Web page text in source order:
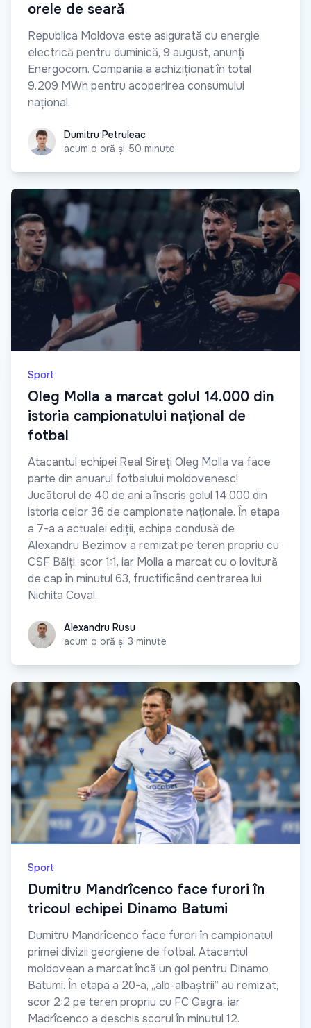
orele de seară
Republica Moldova este asigurată cu energie
electrică pentru duminică, 9 august, anunță
Energocom. Compania a achiziționat în total
9.209 MWh pentru acoperirea consumului
național.
Dumitru Petruleac
Dumitru Petruleac
acum o oră și 50 minute
Sport
Oleg Molla a marcat golul 14.000 din
istoria campionatului național de
fotbal
Atacantul echipei Real Sireți Oleg Molla va face
parte din anuarul fotbalului moldovenesc!
Jucătorul de 40 de ani a înscris golul 14.000 din
istoria celor 36 de campionate naționale. În etapa
a 7-a a actualei ediții, echipa condusă de
Alexandru Bezimov a remizat pe teren propriu cu
CSF Bălți, scor 1:1, iar Molla a marcat cu o lovitură
de cap în minutul 63, fructificând centrarea lui
Nichita Coval.
Alexandru Rusu
Alexandru Rusu
acum o oră și 3 minute
Sport
Dumitru Mandrîcenco face furori în
tricoul echipei Dinamo Batumi
Dumitru Mandrîcenco face furori în campionatul
primei divizii georgiene de fotbal. Atacantul
moldovean a marcat încă un gol pentru Dinamo
Batumi. În etapa a 20-a, „alb-albaștrii” au remizat,
scor 2:2 pe teren propriu cu FC Gagra, iar
Madrîcenco a deschis scorul în minutul 12.